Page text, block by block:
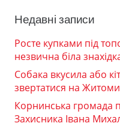
Недавні записи
Росте купками під
незвична біла
Собака вкусила або
звертатися на
Корнинська громада
Захисника Івана